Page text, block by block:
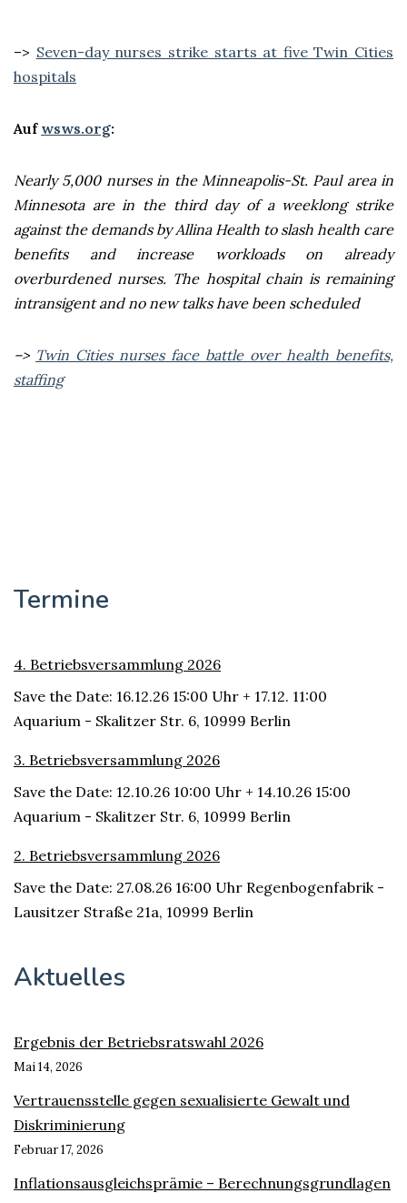
–> Seven-day nurses strike starts at five Twin Cities
hospitals
Auf wsws.org:
Nearly 5,000 nurses in the Minneapolis-St. Paul area in
Minnesota are in the third day of a weeklong strike
against the demands by Allina Health to slash health care
benefits and increase workloads on already
overburdened nurses. The hospital chain is remaining
intransigent and no new talks have been scheduled
–> Twin Cities nurses face battle over health benefits,
staffing
Termine
4. Betriebsversammlung 2026
Save the Date: 16.12.26 15:00 Uhr + 17.12. 11:00
Aquarium - Skalitzer Str. 6, 10999 Berlin
3. Betriebsversammlung 2026
Save the Date: 12.10.26 10:00 Uhr + 14.10.26 15:00
Aquarium - Skalitzer Str. 6, 10999 Berlin
2. Betriebsversammlung 2026
Save the Date: 27.08.26 16:00 Uhr Regenbogenfabrik -
Lausitzer Straße 21a, 10999 Berlin
Aktuelles
Ergebnis der Betriebsratswahl 2026
Mai 14, 2026
Vertrauensstelle gegen sexualisierte Gewalt und
Diskriminierung
Februar 17, 2026
Inflationsausgleichsprämie – Berechnungsgrundlagen